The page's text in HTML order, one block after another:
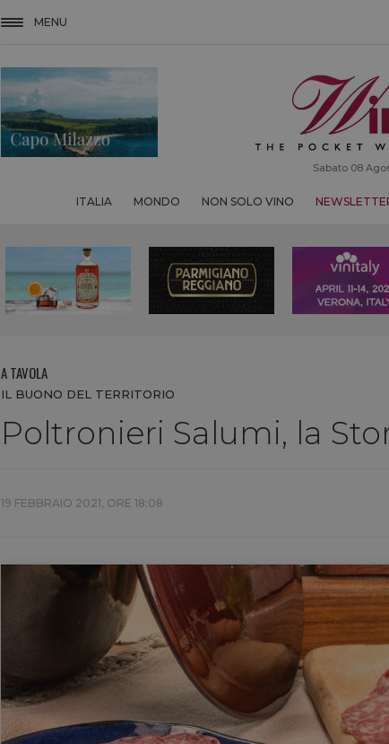
MENU
Sabato 08
ITALIA MONDO NON SOLO VINO
A TAVOLA
IL BUONO DEL TERRITORIO
Poltronieri Salumi, la
19 FEBBRAIO 2021, ORE 18:08